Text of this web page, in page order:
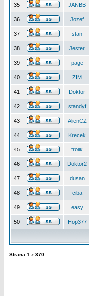
35 JANBB
36 Jozef
37 stan
38 Jester
39 page
40 ZIM
41 Doktor
42 standyf
43 AlienCZ
44 Krecek
45 frolik
46 Doktor2
47 dusan
48 ciba
49 easy
50 Hop377
Strana 1 z 370